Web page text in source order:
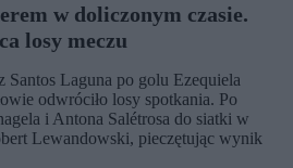
w doliczonym czasie.
losy meczu
Santos Laguna po golu Ezequiela
odwróciło losy spotkania. Po
i Antona Salétrosa do siatki w
Lewandowski, pieczętując wynik